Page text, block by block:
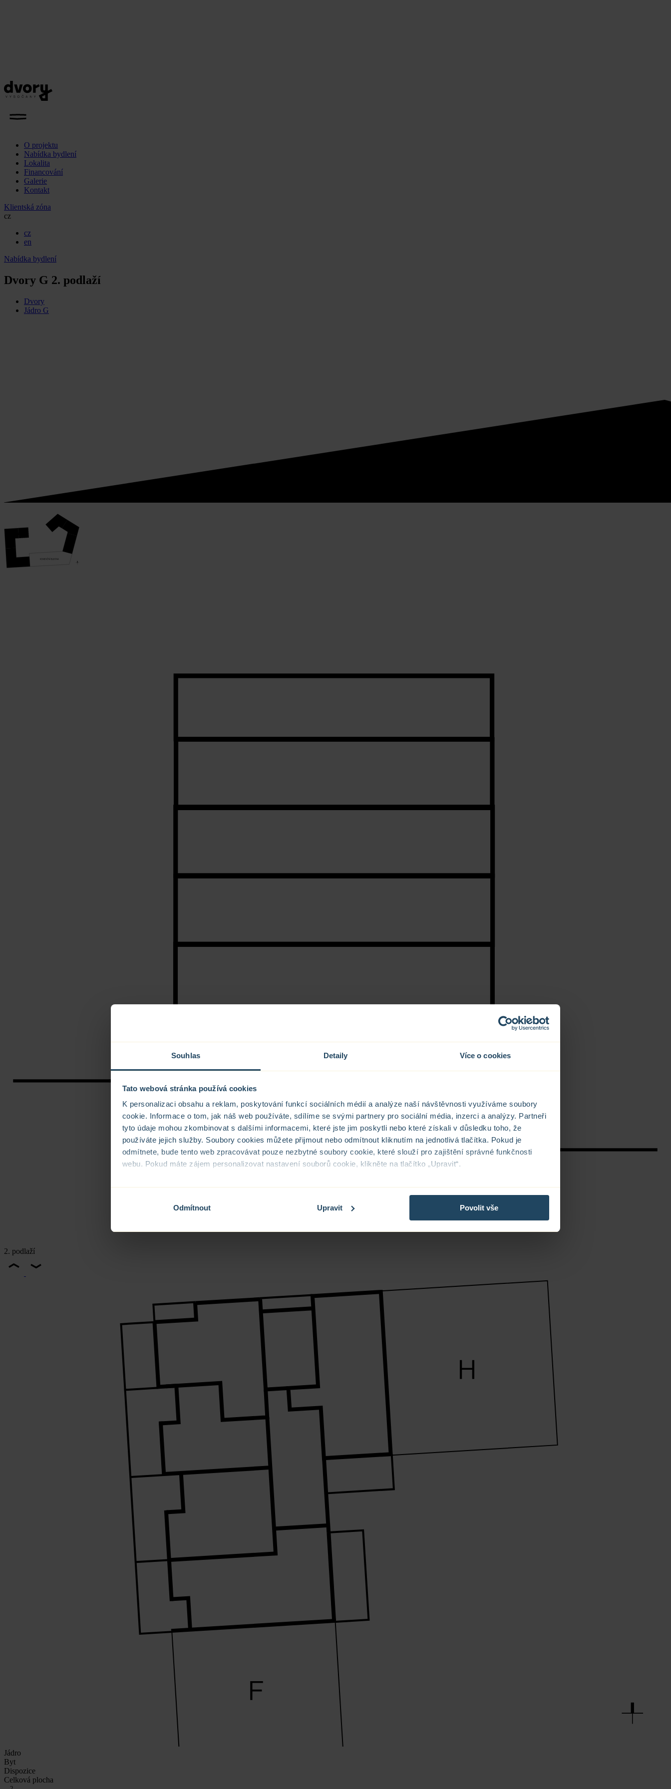
Souhlas Detaily Více o cookies
Tato webová stránka používá cookies
K personalizaci obsahu a reklam, poskytování funkcí sociálních médií a analýze naší návštěvnosti využíváme soubory
cookie. Informace o tom, jak náš web používáte, sdílíme se svými partnery pro sociální média, inzerci a analýzy. Partneři
tyto údaje mohou zkombinovat s dalšími informacemi, které jste jim poskytli nebo které získali v důsledku toho, že
používáte jejich služby. Soubory cookies můžete přijmout nebo odmítnout kliknutím na jednotlivá tlačítka. Pokud je
odmítnete, bude tento web zpracovávat pouze nezbytné soubory cookie, které slouží pro zajištění správné funkčnosti
webu. Pokud máte zájem personalizovat nastavení souborů cookie, klikněte na tlačítko „Upravit“.
Odmítnout
Upravit Povolit vše
O projektu
Nabídka bydlení
Lokalita
Financování
Galerie
Kontakt
Klientská zóna
cz
cz
en
Nabídka bydlení
Dvory G 2. podlaží
Dvory
Jádro G
2. podlaží
Jádro
Byt
Dispozice
Celková plocha